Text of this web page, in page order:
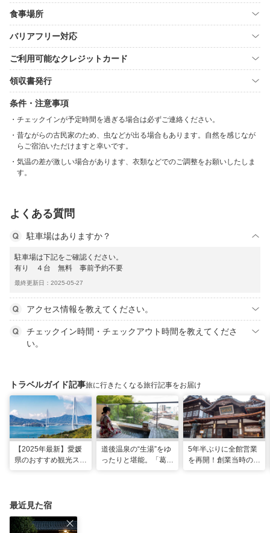
食事場所
バリアフリー対応
ご利用可能なクレジットカード
領収書発行
条件・注意事項
チェックインが予定時間を過ぎる場合は必ずご連絡ください。
昔ながらの古民家のため、虫などが出る場合もあります。自然を感じなが
らご宿泊いただけますと幸いです。
気温の差が激しい場合があります、衣類などでのご調整をお願いしたしま
す。
よくある質問
駐車場はありますか？
駐車場は下記をご確認ください。
有り ４台 無料 事前予約不要
最終更新日：2025-05-27
アクセス情報を教えてください。
チェックイン時間・チェックアウト時間を教えてくださ
い。
トラベルガイド記事旅に行きたくなる旅行記事をお届け
【2025年最新】愛媛
県のおすすめ観光スポ
道後温泉の“生湯”をゆ
ったりと堪能。「葛城
5年半ぶりに全館営業
を再開！創業当時の風
最近見た宿